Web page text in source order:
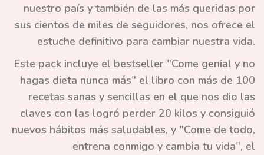
nuestro país y también de las más queridas por
sus cientos de miles de seguidores, nos ofrece el
estuche definitivo para cambiar nuestra vida.
Este pack incluye el bestseller "Come genial y no
hagas dieta nunca más" el libro con más de 100
recetas sanas y sencillas en el que nos dio las
claves con las logró perder 20 kilos y consiguió
nuevos hábitos más saludables, y "Come de todo,
entrena conmigo y cambia tu vida", el